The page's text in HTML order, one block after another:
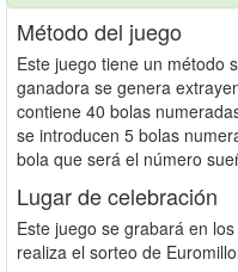
Método del juego
Este juego tiene un método
ganadora se genera
contiene 40 bolas
se introducen 5 bolas
bola que será el número
Lugar de celebración
Este juego se grabará en
realiza el sorteo de